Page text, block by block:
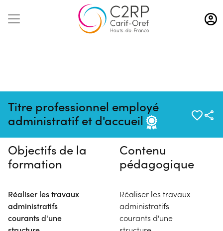
Aller
au
contenu
Titre professionnel employé
administratif et d'accueil
Pas de session programmée en
ce moment
Objectifs de la
formation
Réaliser les travaux
administratifs
courants d'une
Contenu
pédagogique
Réaliser les travaux
administratifs
courants d'une